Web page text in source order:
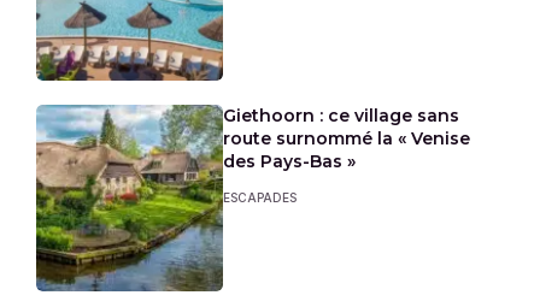
Giethoorn : ce village sans
route surnommé la « Venise
des Pays-Bas »
ESCAPADES